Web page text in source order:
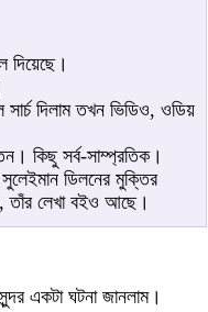
দিয়েছে।
দিলাম তখন ভিডিও, ওডিয়
কিছু সর্ব-সাম্প্রতিক।
ডিলনের মুক্তির
তাঁর লেখা বইও আছে।
একটা ঘটনা জানলাম।